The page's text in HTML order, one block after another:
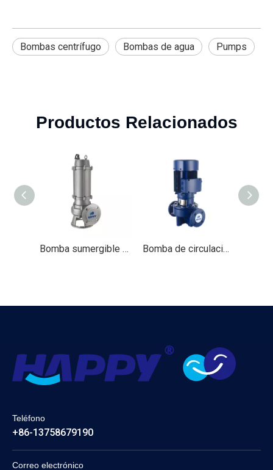
Bombas centrífugo Bombas de agua Pumps
Productos Relacionados
Bomba sumergible de aguas residuales eléctricas (WQ (D) -S) Bomba de circulación en línea (PTD)
Teléfono
+86-13758679190
Correo electrónico